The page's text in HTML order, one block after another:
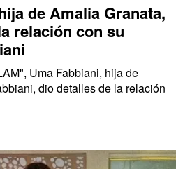
de Amalia Granata,
relación con su
Uma Fabbiani, hija de
dio detalles de la relación